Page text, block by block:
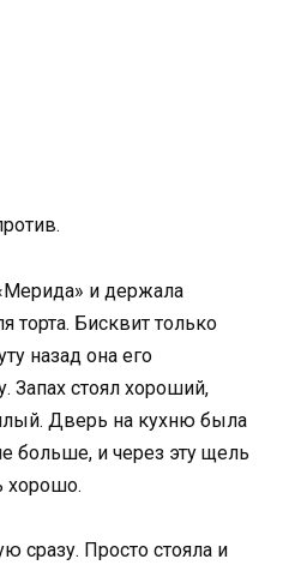
и держала
торта. Бисквит только
назад она его
Запах стоял хороший,
Дверь на кухню была
больше, и через эту щель
хорошо.
сразу. Просто стояла и